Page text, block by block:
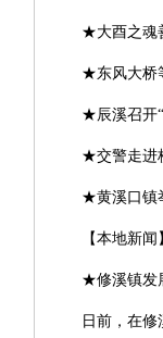
★大酉之魂善
★东风大桥等
★辰溪召开“
★交警走进校
★黄溪口镇举
【本地新闻
★修溪镇发展
日前，在修溪